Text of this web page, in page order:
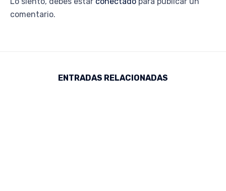
comentario.
ENTRADAS RELACIONADAS